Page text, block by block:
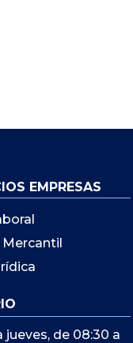
EMPRESAS
Mercantil
jueves, de 08:30 a